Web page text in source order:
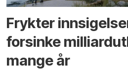
Frykter
forsinke
mange år